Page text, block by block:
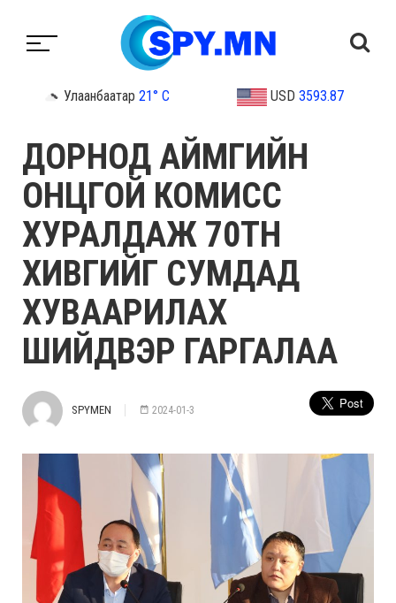
Улаанбаатар 21° C USD 3593.87
ДОРНОД АЙМГИЙН
ОНЦГОЙ КОМИСС
ХУРАЛДАЖ 70ТН
ХИВГИЙГ СУМДАД
ХУВААРИЛАХ
ШИЙДВЭР ГАРГАЛАА
SPYMEN 2024-01-3